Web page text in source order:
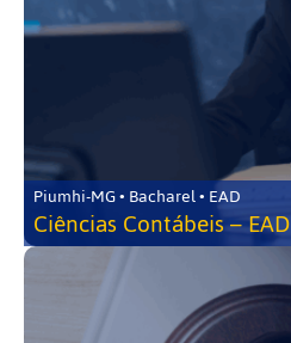
Piumhi-MG • Bacharel • EAD
Ciências Contábeis – EAD